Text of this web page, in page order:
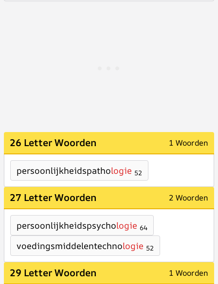
26 Letter Woorden 1 Woorden
persoonlijkheidspathologie 52
27 Letter Woorden 2 Woorden
persoonlijkheidspsychologie 64
voedingsmiddelentechnologie 52
29 Letter Woorden 1 Woorden